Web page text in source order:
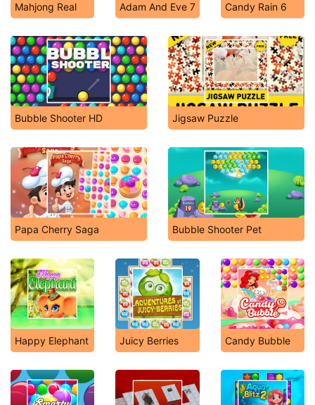
Mahjong Real Adam And Eve 7 Candy Rain 6
Bubble Shooter HD Jigsaw Puzzle
Papa Cherry Saga Bubble Shooter Pet
Happy Elephant Juicy Berries Candy Bubble